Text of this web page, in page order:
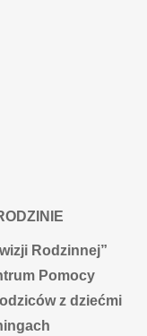
Rodzinnej”
Pomocy
z dziećmi